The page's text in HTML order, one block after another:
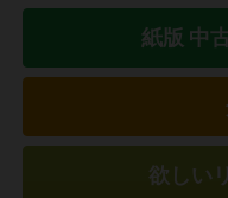
紙版 中
欲しい